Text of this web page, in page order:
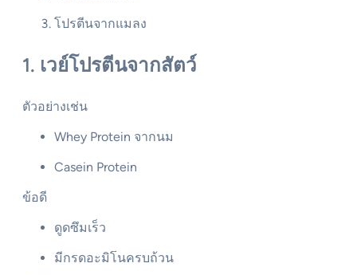
โปรตีนจากแมลง
1. เวย์โปรตีนจากสัตว์
ตัวอย่างเช่น
Whey Protein จากนม
Casein Protein
ข้อดี
ดูดซึมเร็ว
มีกรดอะมิโนครบถ้วน